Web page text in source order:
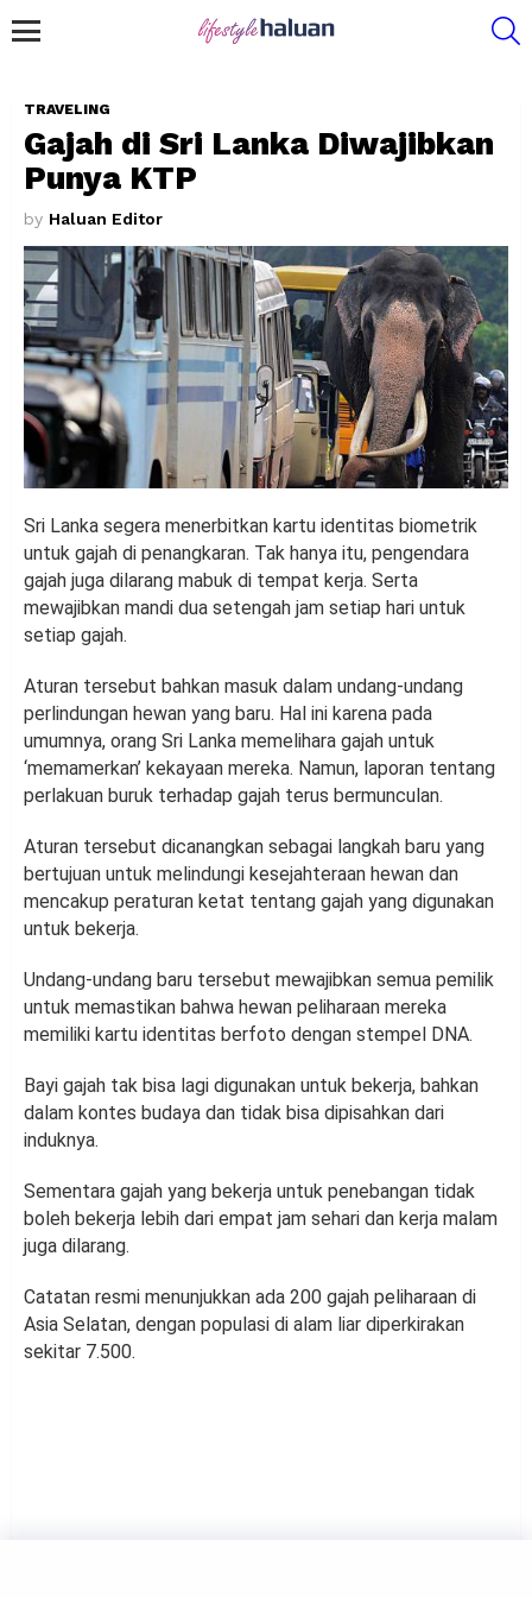
TRAVELING
Gajah di Sri Lanka Diwajibkan
Punya KTP
by Haluan Editor
Sri Lanka segera menerbitkan kartu identitas biometrik
untuk gajah di penangkaran. Tak hanya itu, pengendara
gajah juga dilarang mabuk di tempat kerja. Serta
mewajibkan mandi dua setengah jam setiap hari untuk
setiap gajah.
Aturan tersebut bahkan masuk dalam undang-undang
perlindungan hewan yang baru. Hal ini karena pada
umumnya, orang Sri Lanka memelihara gajah untuk
‘memamerkan’ kekayaan mereka. Namun, laporan tentang
perlakuan buruk terhadap gajah terus bermunculan.
Aturan tersebut dicanangkan sebagai langkah baru yang
bertujuan untuk melindungi kesejahteraan hewan dan
mencakup peraturan ketat tentang gajah yang digunakan
untuk bekerja.
Undang-undang baru tersebut mewajibkan semua pemilik
untuk memastikan bahwa hewan peliharaan mereka
memiliki kartu identitas berfoto dengan stempel DNA.
Bayi gajah tak bisa lagi digunakan untuk bekerja, bahkan
dalam kontes budaya dan tidak bisa dipisahkan dari
induknya.
Sementara gajah yang bekerja untuk penebangan tidak
boleh bekerja lebih dari empat jam sehari dan kerja malam
juga dilarang.
Catatan resmi menunjukkan ada 200 gajah peliharaan di
Asia Selatan, dengan populasi di alam liar diperkirakan
sekitar 7.500.